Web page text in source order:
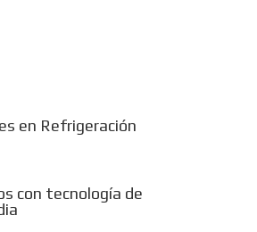
en Refrigeración
con tecnología de